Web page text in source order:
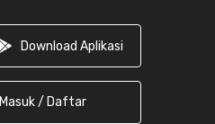
Download Aplikasi
Masuk / Daftar